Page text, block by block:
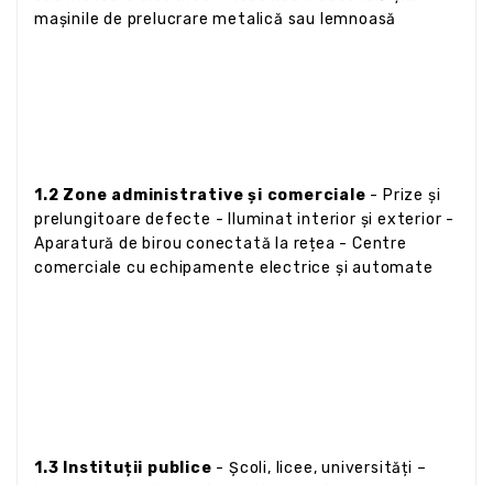
mașinile de prelucrare metalică sau lemnoasă
1.2 Zone administrative și comerciale - Prize și
prelungitoare defecte - Iluminat interior și exterior -
Aparatură de birou conectată la rețea - Centre
comerciale cu echipamente electrice și automate
1.3 Instituții publice - Școli, licee, universități –